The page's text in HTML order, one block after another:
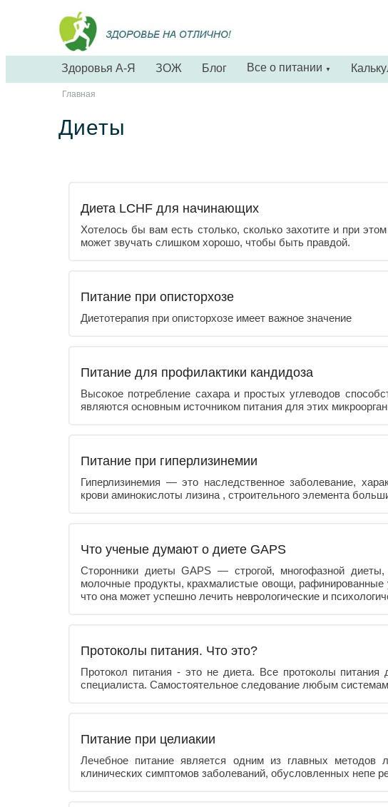
Здоровья А-Я ЗОЖ Блог Все о питании ▼
Главная
Диеты
Диета LCHF для начинающих
Хотелось бы вам есть столько, сколько захотите и при
может звучать слишком хорошо, чтобы быть правдой.
Питание при описторхозе
Диетотерапия при описторхозе имеет важное значение
Питание для профилактики кандидоза
Высокое потребление сахара и простых углеводов
являются основным источником питания для этих
Питание при гиперлизинемии
Гиперлизинемия — это наследственное заболевание,
крови аминокислоты лизина , строительного элемента
Что ученые думают о диете GAPS
Сторонники диеты GAPS — строгой, многофазной
молочные продукты, крахмалистые овощи, рафинированные
что она может успешно лечить неврологические и
Протоколы питания. Что это?
Протокол питания - это не диета. Все протоколы
специалиста. Самостоятельное следование любым
Питание при целиакии
Лечебное питание является одним из главных методов
клинических симптомов заболеваний, обусловленных непе